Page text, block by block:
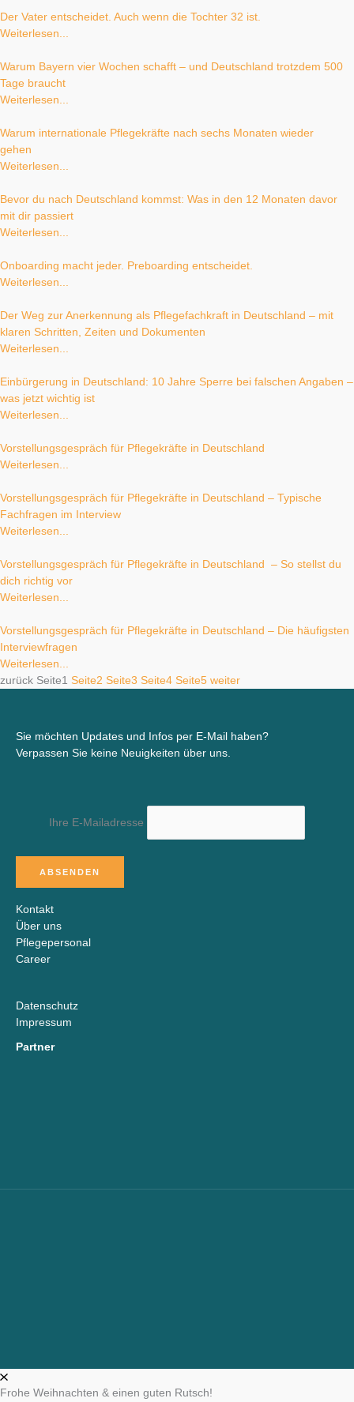
Der Vater entscheidet. Auch wenn die Tochter 32 ist.
Weiterlesen...
Warum Bayern vier Wochen schafft – und Deutschland trotzdem 500
Tage braucht
Weiterlesen...
Warum internationale Pflegekräfte nach sechs Monaten wieder
gehen
Weiterlesen...
Bevor du nach Deutschland kommst: Was in den 12 Monaten davor
mit dir passiert
Weiterlesen...
Onboarding macht jeder. Preboarding entscheidet.
Weiterlesen...
Der Weg zur Anerkennung als Pflegefachkraft in Deutschland – mit
klaren Schritten, Zeiten und Dokumenten
Weiterlesen...
Einbürgerung in Deutschland: 10 Jahre Sperre bei falschen Angaben –
was jetzt wichtig ist
Weiterlesen...
Vorstellungsgespräch für Pflegekräfte in Deutschland
Weiterlesen...
Vorstellungsgespräch für Pflegekräfte in Deutschland – Typische
Fachfragen im Interview
Weiterlesen...
Vorstellungsgespräch für Pflegekräfte in Deutschland – So stellst du
dich richtig vor
Weiterlesen...
Vorstellungsgespräch für Pflegekräfte in Deutschland – Die häufigsten
Interviewfragen
Weiterlesen...
zurück Seite1 Seite2 Seite3 Seite4 Seite5 weiter
Sie möchten Updates und Infos per E-Mail haben?
Verpassen Sie keine Neuigkeiten über uns.
Ihre E-Mailadresse
Kontakt
Über uns
Pflegepersonal
Career
Datenschutz
Impressum
Partner
Frohe Weihnachten & einen guten Rutsch!